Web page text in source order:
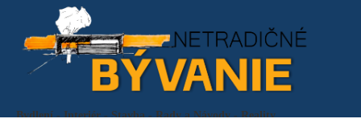
Bydlení - Interiér - Stavba - Rady a Návody - Reality